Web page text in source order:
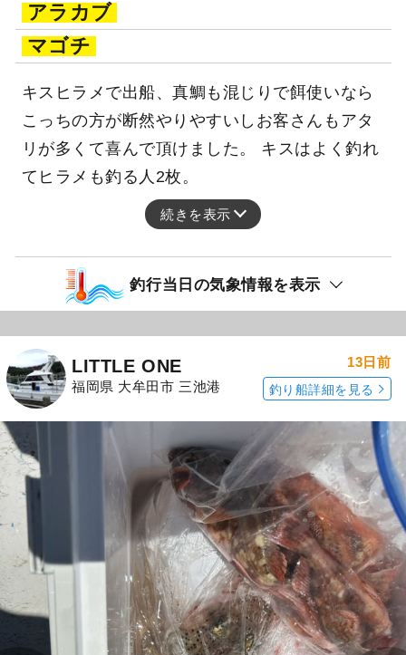
アラカブ
マゴチ
キスヒラメで出船、真鯛も混じりで餌使いなら
こっちの方が断然やりやすいしお客さんもアタ
リが多くて喜んで頂けました。 キスはよく釣れ
てヒラメも釣る人2枚。
続きを表示
釣行当日の気象情報を表示
LITTLE ONE
福岡県 大牟田市 三池港
13日前
釣り船詳細を見る